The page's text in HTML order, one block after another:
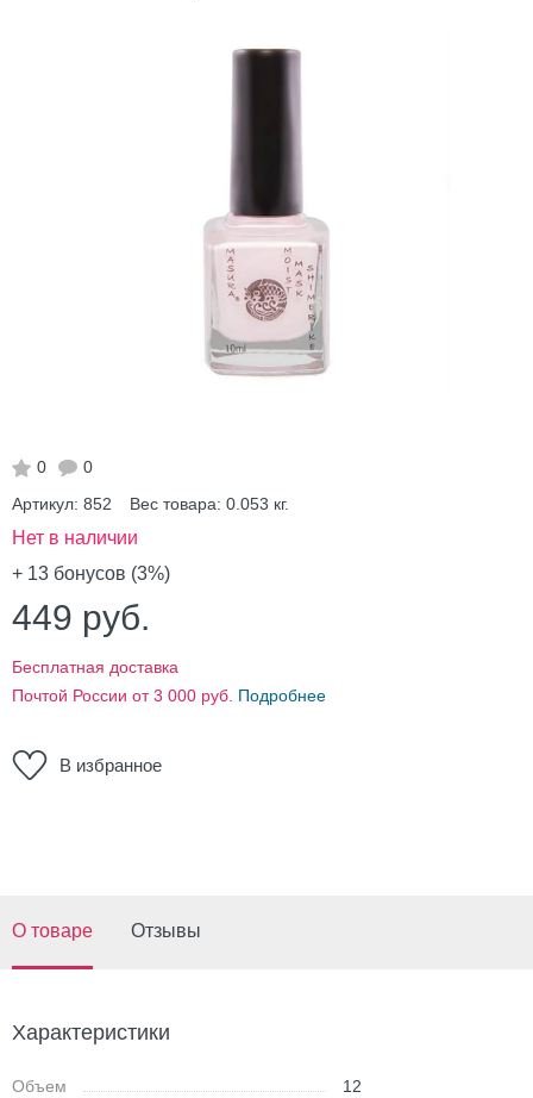
0
0
Артикул: 852 Вес товара: 0.053 кг.
Нет в наличии
+ 13 бонусов (3%)
449 руб.
Бесплатная доставка
Почтой России от 3 000 руб. Подробнее
В избранное
О товаре Отзывы
Характеристики
Объем 12